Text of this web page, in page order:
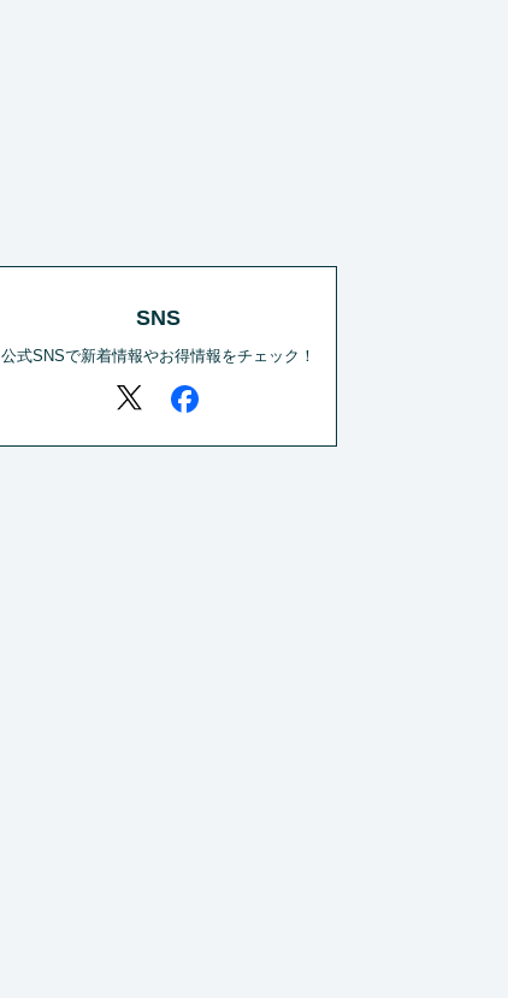
SNS
公式SNSで新着情報やお得情報をチェック！